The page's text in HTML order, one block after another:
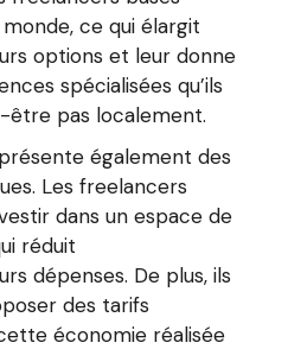
ce qui élargit
options et leur donne
spécialisées qu’ils
pas localement.
également des
Les freelancers
dans un espace de
réduit
dépenses. De plus, ils
des tarifs
économie réalisée